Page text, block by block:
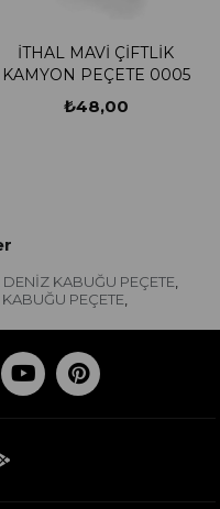
İTHAL MAVİ ÇİFTLİK
KAMYON PEÇETE 0005
₺48,00
DENİZ KABUĞU PEÇETE,
KABUĞU PEÇETE,